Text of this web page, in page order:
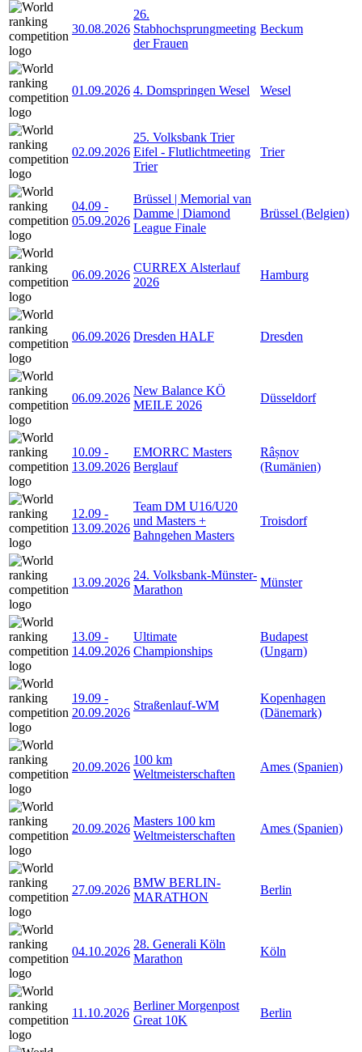
30.08.2026
26.
Stabhochsprungmeeting
der Frauen
Beckum
01.09.2026 4. Domspringen Wesel Wesel
02.09.2026
25. Volksbank Trier
Eifel - Flutlichtmeeting
Trier
Trier
04.09 -
05.09.2026
Brüssel | Memorial van
Damme | Diamond
League Finale
Brüssel (Belgien)
06.09.2026
CURREX Alsterlauf
2026
Hamburg
06.09.2026 Dresden HALF Dresden
06.09.2026
New Balance KÖ
MEILE 2026
Düsseldorf
10.09 -
13.09.2026
EMORRC Masters
Berglauf
Râșnov
(Rumänien)
12.09 -
13.09.2026
Team DM U16/U20
und Masters +
Bahngehen Masters
Troisdorf
13.09.2026
24. Volksbank-Münster-
Marathon
Münster
13.09 -
14.09.2026
Ultimate
Championships
Budapest
(Ungarn)
19.09 -
20.09.2026
Straßenlauf-WM
Kopenhagen
(Dänemark)
20.09.2026
100 km
Weltmeisterschaften
Ames (Spanien)
20.09.2026
Masters 100 km
Weltmeisterschaften
Ames (Spanien)
27.09.2026
BMW BERLIN-
MARATHON
Berlin
04.10.2026
28. Generali Köln
Marathon
Köln
11.10.2026
Berliner Morgenpost
Great 10K
Berlin